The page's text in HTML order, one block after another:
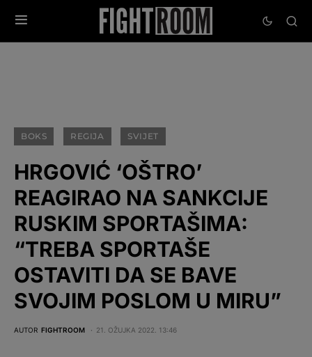
BOKS REGIJA SVIJET
HRGOVIĆ ‘OŠTRO’
REAGIRAO NA SANKCIJE
RUSKIM SPORTAŠIMA:
“TREBA SPORTAŠE
OSTAVITI DA SE BAVE
SVOJIM POSLOM U MIRU”
AUTOR FIGHTROOM 21. OŽUJKA 2022. 13:46